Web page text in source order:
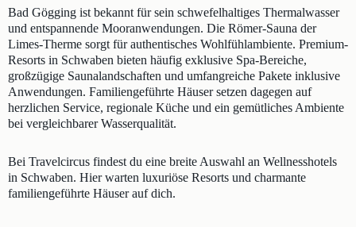
Bad Gögging ist bekannt für sein schwefelhaltiges Thermalwasser
und entspannende Mooranwendungen. Die Römer-Sauna der
Limes-Therme sorgt für authentisches Wohlfühlambiente. Premium-
Resorts in Schwaben bieten häufig exklusive Spa-Bereiche,
großzügige Saunalandschaften und umfangreiche Pakete inklusive
Anwendungen. Familiengeführte Häuser setzen dagegen auf
herzlichen Service, regionale Küche und ein gemütliches Ambiente
bei vergleichbarer Wasserqualität.
Bei Travelcircus findest du eine breite Auswahl an Wellnesshotels
in Schwaben. Hier warten luxuriöse Resorts und charmante
familiengeführte Häuser auf dich.